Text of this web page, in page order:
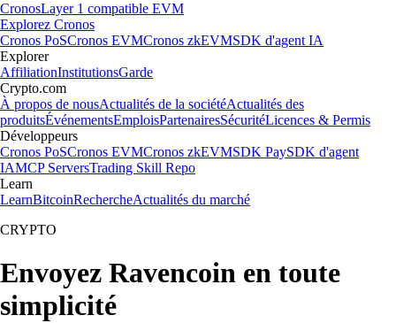
CronosLayer 1 compatible EVM
Explorez Cronos
Cronos PoSCronos EVMCronos zkEVMSDK d'agent IA
Explorer
AffiliationInstitutionsGarde
Crypto.com
À propos de nousActualités de la sociétéActualités des
produitsÉvénementsEmploisPartenairesSécuritéLicences & Permis
Développeurs
Cronos PoSCronos EVMCronos zkEVMSDK PaySDK d'agent
IAMCP ServersTrading Skill Repo
Learn
LearnBitcoinRechercheActualités du marché
CRYPTO
Envoyez Ravencoin en toute
simplicité